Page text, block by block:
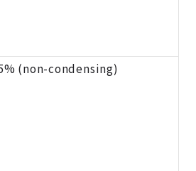
(non-condensing)